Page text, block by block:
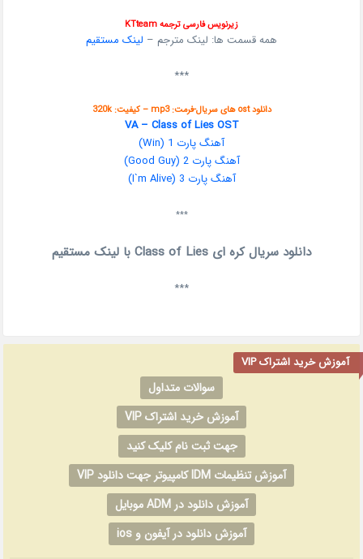
زیرنویس فارسی ترجمه KTteam
همه قسمت ها: لینک مترجم – لینک مستقیم
***
دانلود ost های سریال-فرمت: mp3 – کیفیت: 320k
VA – Class of Lies OST
آهنگ پارت 1 (Win)
آهنگ پارت 2 (Good Guy)
آهنگ پارت 3 (I`m Alive)
***
دانلود سریال کره ای Class of Lies با لینک مستقیم
***
آموزش خرید اشتراک VIP
سوالات متداول
آموزش خرید اشتراک VIP
جهت ثبت نام کلیک کنید
آموزش تنظیمات IDM کامپیوتر جهت دانلود VIP
آموزش دانلود در ADM موبایل
آموزش دانلود در آیفون و ios